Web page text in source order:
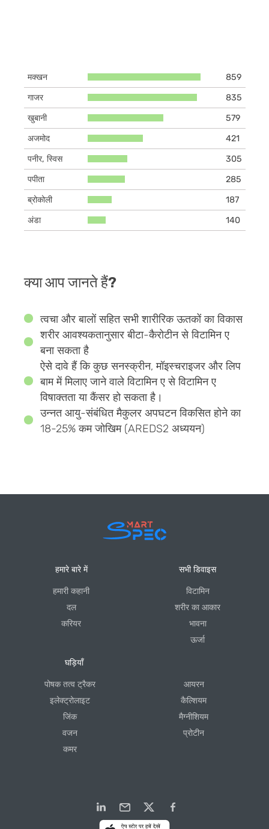
मक्खन
859
गाजर
835
खुबानी
579
अजमोद
421
पनीर, स्विस
305
पपीता
285
ब्रोकोली
187
अंडा
140
क्या आप जानते हैं?
त्वचा और बालों सहित सभी शारीरिक ऊतकों का विकास
शरीर आवश्यकतानुसार बीटा-कैरोटीन से विटामिन ए
बना सकता है
ऐसे दावे हैं कि कुछ सनस्क्रीन, मॉइस्चराइजर और लिप
बाम में मिलाए जाने वाले विटामिन ए से विटामिन ए
विषाक्तता या कैंसर हो सकता है।
उन्नत आयु-संबंधित मैकुलर अपघटन विकसित होने का
18-25% कम जोखिम (AREDS2 अध्ययन)
हमारे बारे में
हमारी कहानी
दल
करियर
सभी डिवाइस
विटामिन
शरीर का आकार
भावना
ऊर्जा
घड़ियाँ
पोषक तत्व ट्रैकर
इलेक्ट्रोलाइट
जिंक
वजन
कमर
आयरन
कैल्शियम
मैग्नीशियम
प्रोटीन